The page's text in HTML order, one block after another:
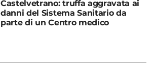
Castelvetrano: truffa aggravata ai
danni del Sistema Sanitario da
parte di un Centro medico